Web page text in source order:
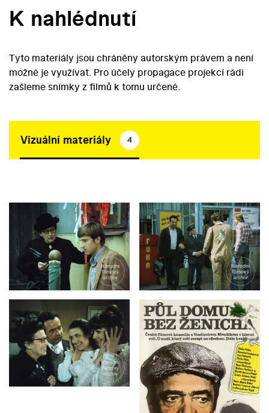
K nahlédnutí
Tyto materiály jsou chráněny autorským právem a není
možné je využívat. Pro účely propagace projekcí rádi
zašleme snímky z filmů k tomu určené.
Vizuální materiály 4